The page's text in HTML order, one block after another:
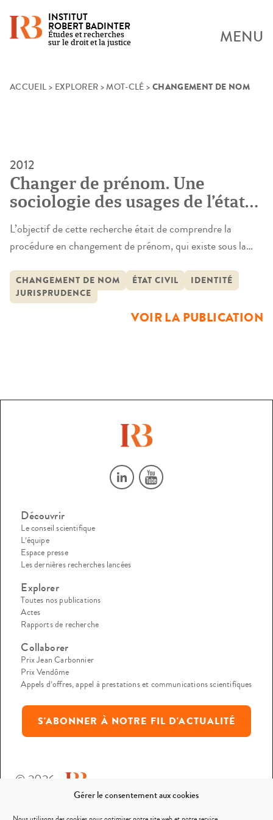
Gérer le consentement aux cookies
Skip
INSTITUT
ROBERT BADINTER
Études et recherches
sur le droit et la justice
MENU
ACCUEIL > EXPLORER >MOT-CLÉ > CHANGEMENT DE NOM
2012
Changer de prénom. Une
sociologie des usages de l’état
civil
L’objectif de cette recherche était de comprendre la
procédure en changement de prénom, qui existe sous la
personne souhaitant changer de prénom doit faire appel à
un avocat et déposer une requête auprès du juge aux
affaires familiales du Tribunal de grande instance. C’est une
CHANGEMENT DE NOM ÉTAT CIVIL
IDENTITÉ
JURISPRUDENCE
VOIR LA PUBLICATION
Découvrir
Le conseil scientifique
L’équipe
Espace presse
Les dernières recherches lancées
Explorer
Toutes nos publications
Actes
Rapports de recherche
Collaborer
Prix Jean Carbonnier
Prix Vendôme
Appels d’offres, appel à prestations et communications scientifiques
S'ABONNER À NOTRE FIL D'ACTUALITÉ
© 2026